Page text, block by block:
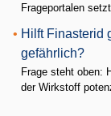
Frageportalen
• Hilft Finasterid
gefährlich?
Frage steht oben:
der Wirkstoff